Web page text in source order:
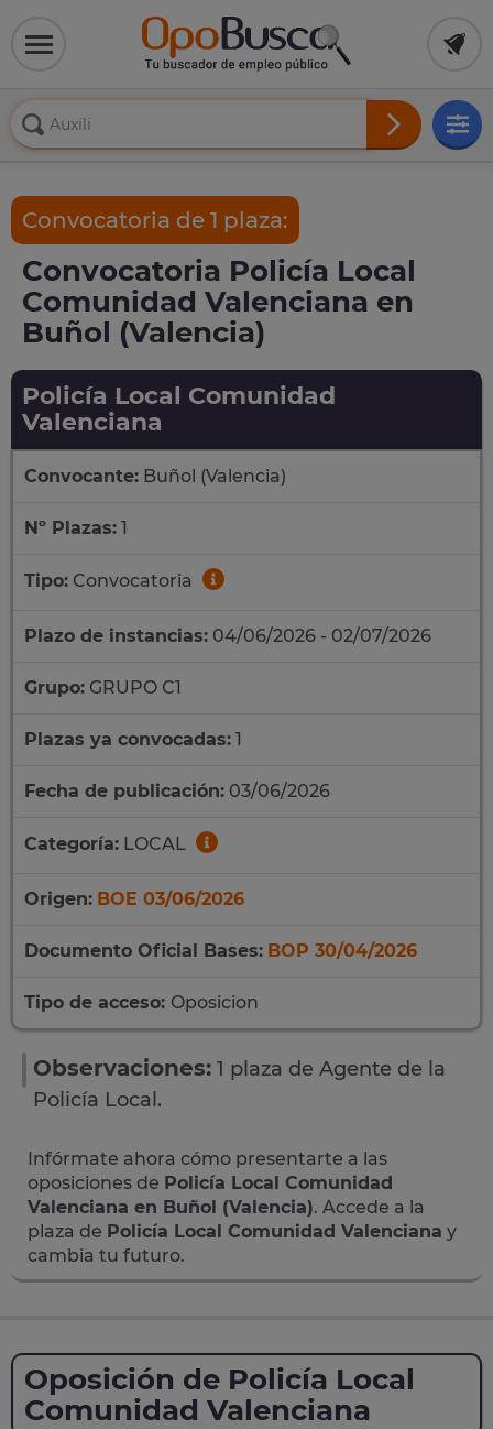
Convocatoria de 1 plaza:
Convocatoria Policía Local
Comunidad Valenciana en
Buñol (Valencia)
Policía Local Comunidad
Valenciana
Convocante: Buñol (Valencia)
Nº Plazas: 1
Tipo: Convocatoria
Plazo de instancias: 04/06/2026 - 02/07/2026
Grupo: GRUPO C1
Plazas ya convocadas: 1
Fecha de publicación: 03/06/2026
Categoría: LOCAL
Origen: BOE 03/06/2026
Documento Oficial Bases: BOP 30/04/2026
Tipo de acceso: Oposicion
Observaciones: 1 plaza de Agente de la
Policía Local.
Infórmate ahora cómo presentarte a las
oposiciones de Policía Local Comunidad
Valenciana en Buñol (Valencia). Accede a la
plaza de Policía Local Comunidad Valenciana y
cambia tu futuro.
Oposición de Policía Local
Comunidad Valenciana